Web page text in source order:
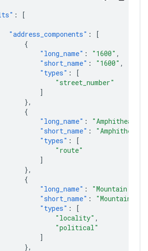
:
[
"address_components" :
[
{
"long_name" : "1600" ,
"short_name" : "1600" ,
"types" :
[
"street_number"
]
},
{
"long_name" :
"Amphitheatre
"short_name" :
"types" :
[
"route"
]
},
{
"long_name" :
"Mountain
"short_name" :
"Mountain
"types" :
[
"locality" ,
"political"
]
},